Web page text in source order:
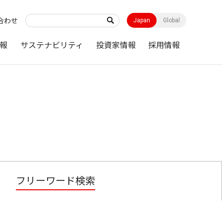
わせ Japan Global
サステナビリティ 投資家情報 採用情報
フリーワード検索